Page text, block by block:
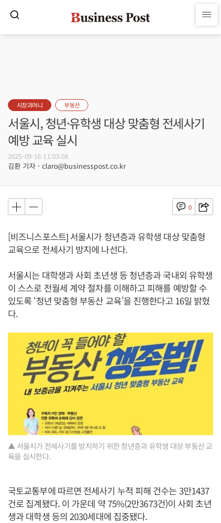
시장과머니 부동산
서울시, 청년·유학생 대상 맞춤형 전세사기
예방 교육 실시
2025-09-16 11:03:08
김환 기자 - claro@businesspost.co.kr
0
[비즈니스포스트] 서울시가 청년층과 유학생 대상 맞춤형
교육으로 전세사기 방지에 나선다.
서울시는 대학생과 사회 초년생 등 청년층과 국내외 유학생
이 스스로 전월세 계약 절차를 이해하고 피해를 예방할 수
있도록 ‘청년 맞춤형 부동산 교육’을 진행한다고 16일 밝혔
다.
▲ 서울시가 전세사기를 방지하기 위한 청년층과 유학생 대상 부동산 교
육을 실시한다.
국토교통부에 따르면 전세사기 누적 피해 건수는 3만1437
건로 집계됐다. 이 가운데 약 75%(2만3673건)이 사회 초년
생과 대학생 등의 2030세대에 집중됐다.